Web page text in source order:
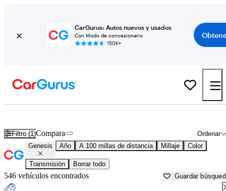
CarGurus: Autos nuevos y usados
Con Modo de concesionario
150K+
Filtro (1) Ordenar
Compara
Genesis Año A 100 millas de distancia Millaje Color
Transmisión Borrar todo
546 vehículos encontrados Guardar